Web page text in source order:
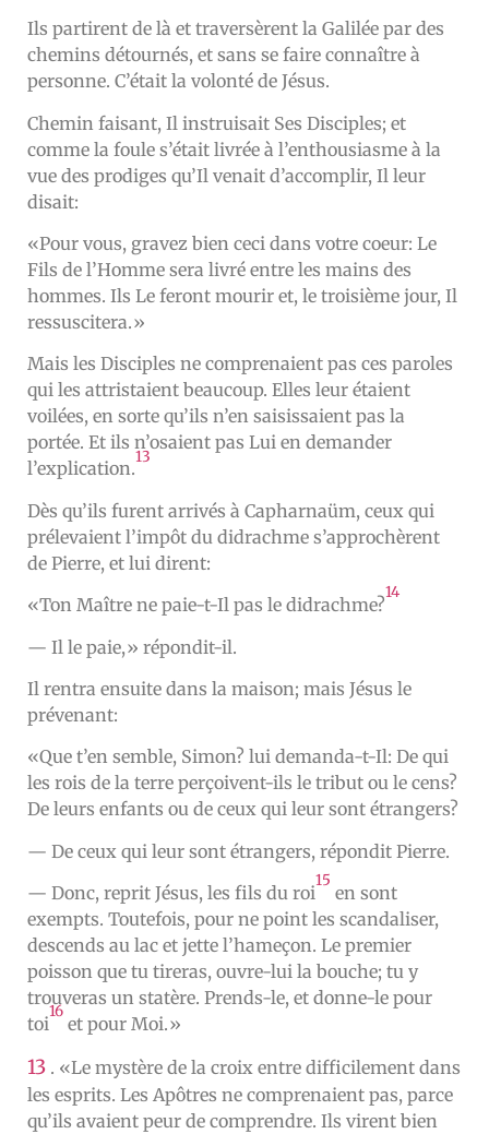
Ils partirent de là et traversèrent la Galilée par des
chemins détournés, et sans se faire connaître à
personne. C’était la volonté de Jésus.
Chemin faisant, Il instruisait Ses Disciples; et
comme la foule s’était livrée à l’enthousiasme à la
vue des prodiges qu’Il venait d’accomplir, Il leur
disait:
«Pour vous, gravez bien ceci dans votre coeur: Le
Fils de l’Homme sera livré entre les mains des
hommes. Ils Le feront mourir et, le troisième jour, Il
ressuscitera.»
Mais les Disciples ne comprenaient pas ces paroles
qui les attristaient beaucoup. Elles leur étaient
voilées, en sorte qu’ils n’en saisissaient pas la
portée. Et ils n’osaient pas Lui en demander
l’explication.
13
Dès qu’ils furent arrivés à Capharnaüm, ceux qui
prélevaient l’impôt du didrachme s’approchèrent
de Pierre, et lui dirent:
«Ton Maître ne paie-t-Il pas le didrachme?
14
— Il le paie,» répondit-il.
Il rentra ensuite dans la maison; mais Jésus le
prévenant:
«Que t’en semble, Simon? lui demanda-t-Il: De qui
les rois de la terre perçoivent-ils le tribut ou le cens?
De leurs enfants ou de ceux qui leur sont étrangers?
— De ceux qui leur sont étrangers, répondit Pierre.
— Donc, reprit Jésus, les fils du roi
15
en sont
exempts. Toutefois, pour ne point les scandaliser,
descends au lac et jette l’hameçon. Le premier
poisson que tu tireras, ouvre-lui la bouche; tu y
trouveras un statère. Prends-le, et donne-le pour
toi
16
et pour Moi.»
13 . «Le mystère de la croix entre difficilement dans
les esprits. Les Apôtres ne comprenaient pas, parce
qu’ils avaient peur de comprendre. Ils virent bien